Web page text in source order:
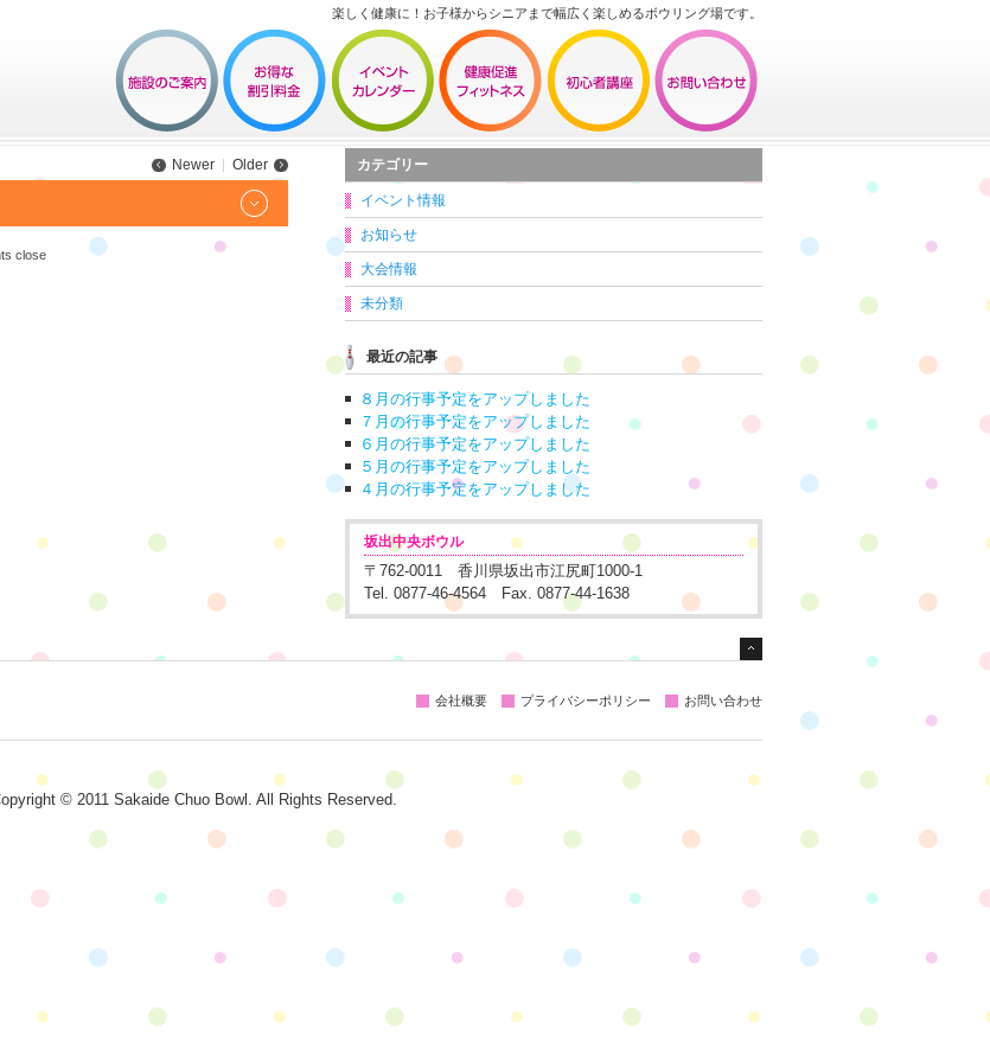
楽しく健康に！お子様からシニアまで幅広く楽しめるボウリング場です。
Newer Older
close
カテゴリー
イベント情報
お知らせ
大会情報
未分類
最近の記事
８月の行事予定をアップしました
７月の行事予定をアップしました
６月の行事予定をアップしました
５月の行事予定をアップしました
４月の行事予定をアップしました
坂出中央ボウル
〒762-0011 香川県坂出市江尻町1000-1
Tel. 0877-46-4564 Fax. 0877-44-1638
会社概要 プライバシーポリシー お問い合わせ
© 2011 Sakaide Chuo Bowl. All Rights Reserved.